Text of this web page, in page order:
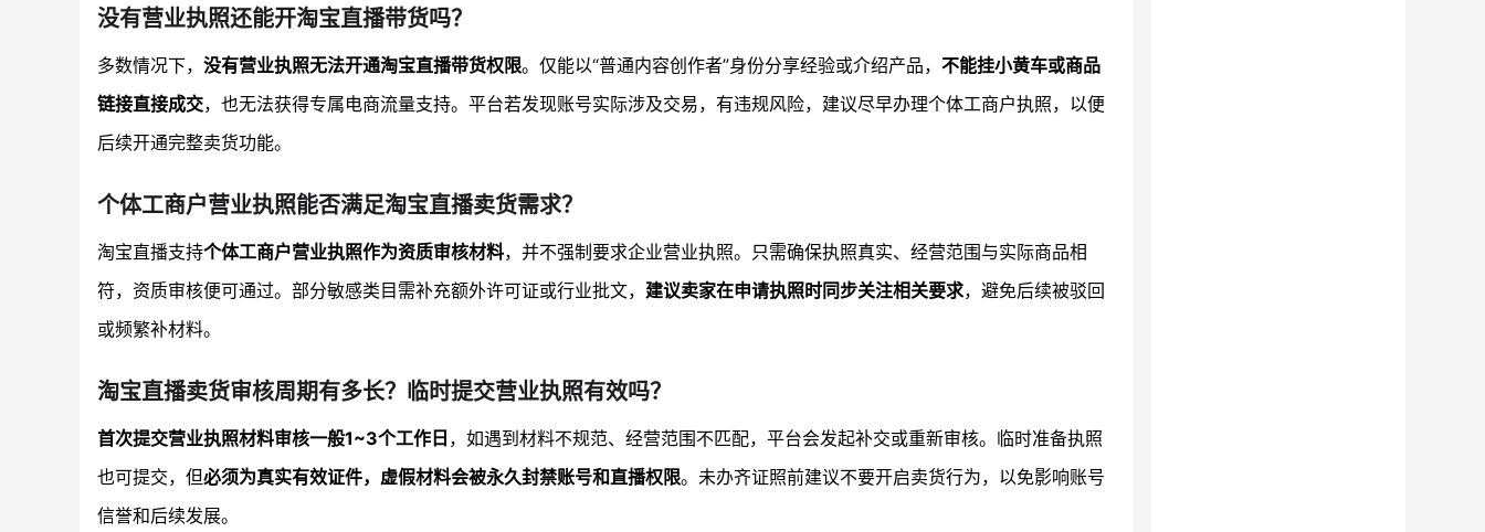
没有营业执照还能开淘宝直播带货吗？
多数情况下， 没有营业执照无法开通淘宝直播带货权限。仅能以“普通内容创作者”身份分享经验或介绍产品， 不能挂小黄车或商品
链接直接成交，也无法获得专属电商流量支持。平台若发现账号实际涉及交易，有违规风险，建议尽早办理个体工商户执照，以便
后续开通完整卖货功能。
个体工商户营业执照能否满足淘宝直播卖货需求？
淘宝直播支持个体工商户营业执照作为资质审核材料，并不强制要求企业营业执照。只需确保执照真实、经营范围与实际商品相
符，资质审核便可通过。部分敏感类目需补充额外许可证或行业批文， 建议卖家在申请执照时同步关注相关要求，避免后续被驳回
或频繁补材料。
淘宝直播卖货审核周期有多长？临时提交营业执照有效吗？
首次提交营业执照材料审核一般1~3个工作日 ，如遇到材料不规范、经营范围不匹配，平台会发起补交或重新审核。临时准备执照
也可提交，但必须为真实有效证件，虚假材料会被永久封禁账号和直播权限。未办齐证照前建议不要开启卖货行为，以免影响账号
信誉和后续发展。